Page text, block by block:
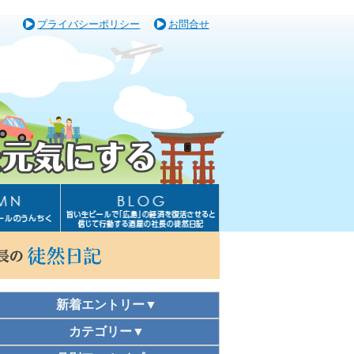
プライバシーポリシー お問合せ
新着エントリー▼
カテゴリー▼